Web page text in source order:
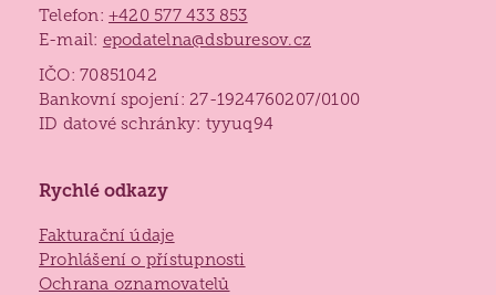
Telefon:+420 577 433 853
E-mail: epodatelna@dsburesov.cz
IČO: 70851042
Bankovní spojení: 27-1924760207/0100
ID datové schránky: tyyuq94
Rychlé odkazy
Fakturační údaje
Prohlášení o přístupnosti
Ochrana oznamovatelů